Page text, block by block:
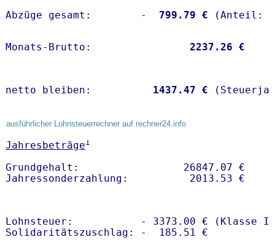
Abzüge gesamt:        -
  799.79 €
Monats-Brutto: 2237.26 €
netto bleiben: 1437.47 €
ausführlicher Lohnsteuerrechner auf rechner24.info
Jahresbeträge1
Grundgehalt:                 26847.07 €
Lohnsteuer:           - 3373.00 € (Klasse I)
Solidaritätszuschlag: -  185.51 €